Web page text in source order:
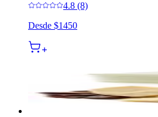
4.8 (8)
Desde $1450